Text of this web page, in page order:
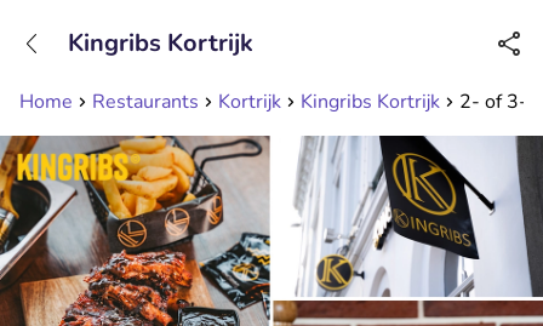
Bereikbaar tot 23:00 uur
Home Restaurants Kortrijk Kingribs Kortrijk 2- of 3-
Kingribs Kortrijk